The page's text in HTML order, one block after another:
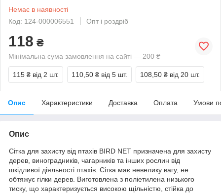
Немає в наявності
Код: 124-000006551
Опт і роздріб
118 ₴
Мінімальна сума замовлення на сайті — 200 ₴
115 ₴ від 2 шт. 110,50 ₴ від 5 шт. 108,50 ₴ від 20 шт.
Опис Характеристики Доставка Оплата Умови
Опис
Сітка для захисту від птахів BIRD NET призначена для захисту
дерев, виноградників, чагарників та інших рослин від
шкідливої діяльності птахів. Сітка має невелику вагу, не
обтяжує гілки дерев. Виготовлена з поліетилена низького
тиску, що характеризується високою щільністю, стійка до